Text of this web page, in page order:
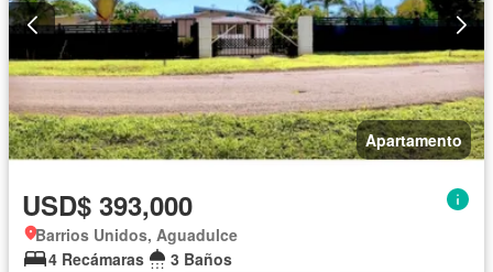
Apartamento
USD$ 393,000
Barrios Unidos, Aguadulce
4 Recámaras
3 Baños